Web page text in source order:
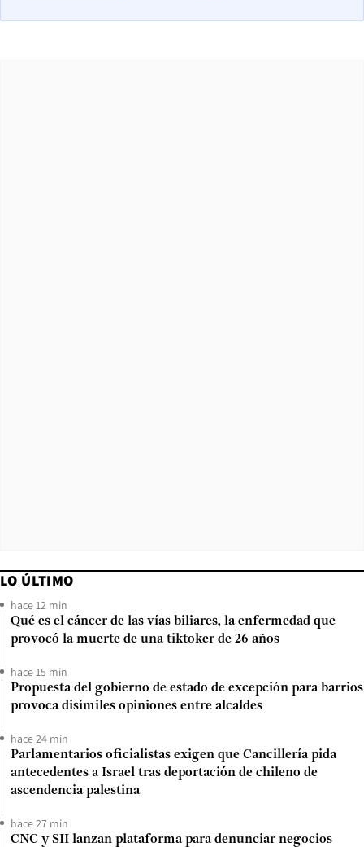
LO ÚLTIMO
hace 12 min
Qué es el cáncer de las vías biliares, la enfermedad que
provocó la muerte de una tiktoker de 26 años
hace 15 min
Propuesta del gobierno de estado de excepción para barrios
provoca disímiles opiniones entre alcaldes
hace 24 min
Parlamentarios oficialistas exigen que Cancillería pida
antecedentes a Israel tras deportación de chileno de
ascendencia palestina
hace 27 min
CNC y SII lanzan plataforma para denunciar negocios